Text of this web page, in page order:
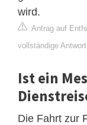
wird.
Antrag auf
vollständige
Ist ein
Die Fahrt zur